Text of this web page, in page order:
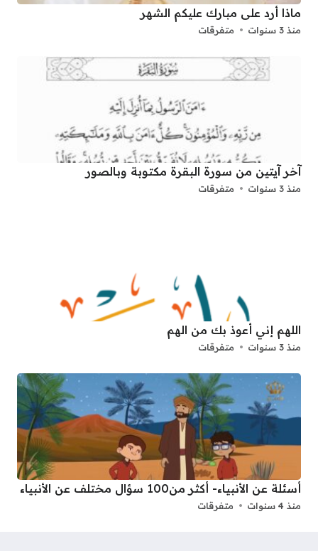
ماذا أرد على مبارك عليكم الشهر
منذ 3 سنوات متفرقات
آخر آيتين من سورة البقرة مكتوبة وبالصور
منذ 3 سنوات متفرقات
اللهم إني أعوذ بك من الهم
منذ 3 سنوات متفرقات
أسئلة عن الأنبياء- أكثر من100 سؤال مختلف عن الأنبياء
منذ 4 سنوات متفرقات